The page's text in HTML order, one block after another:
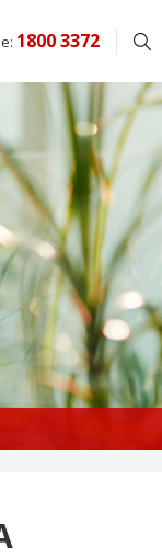
1800 3372